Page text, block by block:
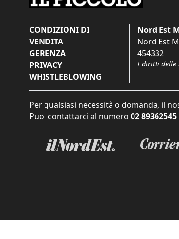
CONDIZIONI DI
VENDITA
GERENZA
PRIVACY
WHISTLEBLOWING
Nord Est
Nord Est
454332
I diritti delle
Per qualsiasi necessità o domanda, il
Puoi contattarci al numero 02 89362545